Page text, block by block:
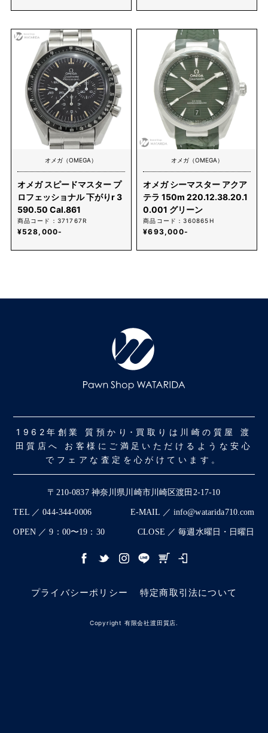
オメガ（OMEGA）
オメガ スピードマスター プ
ロフェッショナル 下がりr 3
590.50 Cal.861
商品コード：371767R
¥528,000-
オメガ（OMEGA）
オメガ シーマスター アクア
テラ 150m 220.12.38.20.1
0.001 グリーン
商品コード：360865H
¥693,000-
1962年創業 質預かり･買取りは川崎の質屋 渡
田質店へ お客様にご満足いただけるような安心
でフェアな査定を心がけています。
〒210-0837 神奈川県川崎市川崎区渡田2-17-10
TEL ／ 044-344-0006 E-MAIL ／ info@watarida710.com
OPEN ／ 9：00〜19：30 CLOSE ／ 毎週水曜日・日曜日
プライバシーポリシー 特定商取引法について
Copyright 有限会社渡田質店.